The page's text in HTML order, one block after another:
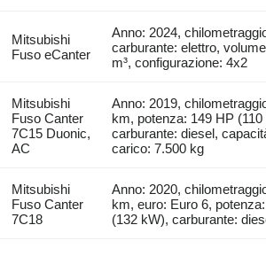
Mitsubishi
Fuso eCanter
Anno: 2024,
carburante: elettro,
m³, configurazione: 4x2
Mitsubishi
Fuso Canter
7C15 Duonic,
AC
Anno: 2019,
km, potenza: 149 HP (110
carburante: diesel,
carico: 7.500 kg
Mitsubishi
Fuso Canter
7C18
Anno: 2020,
km, euro: Euro 6,
(132 kW), carburante: